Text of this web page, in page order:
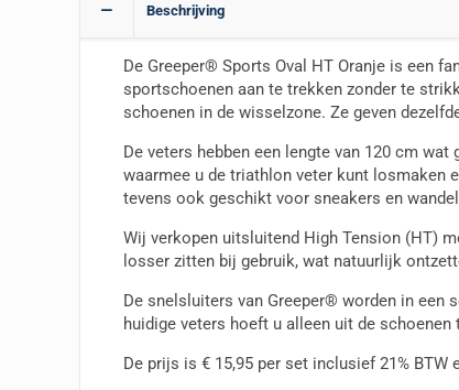
Beschrijving
De Greeper® Sports Oval HT Oranje is een
sportschoenen aan te trekken zonder te
schoenen in de wisselzone. Ze geven
De veters hebben een lengte van 120 cm
waarmee u de triathlon veter kunt losmaken
tevens ook geschikt voor sneakers en
Wij verkopen uitsluitend High Tension (HT)
losser zitten bij gebruik, wat natuurlijk
De snelsluiters van Greeper® worden in een
huidige veters hoeft u alleen uit de
De prijs is € 15,95 per set inclusief 21%